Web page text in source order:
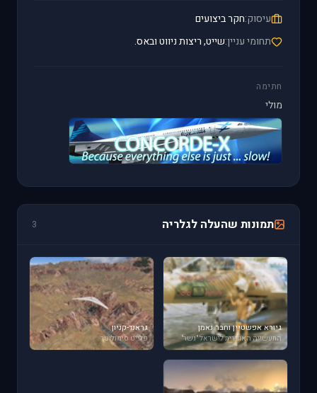
עיסוק:חקר ביצועים
תחומי עניין:שייט, ריצות ניווט ובאס.
חתימה
מולי
תמונות שהעלה לגלריה 3
גיורא אפשטיין וחבר נאמן
התעשייה האווירית לישראל "נשר"
גראנד-קניון
פלייט סימולוטר